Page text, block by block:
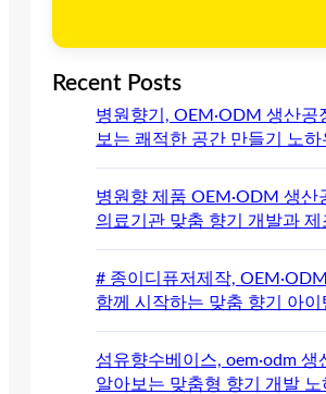
Recent Posts
병원향기, OEM·ODM 생산공
보는 쾌적한 공간 만들기 노하
병원향 제품 OEM·ODM 생산
의료기관 맞춤 향기 개발과 제
# 종이디퓨저제작,
함께 시작하는 맞춤 향기 아이
섬유향수베이스, oem·odm 생
알아보는 맞춤형 향기 개발 노